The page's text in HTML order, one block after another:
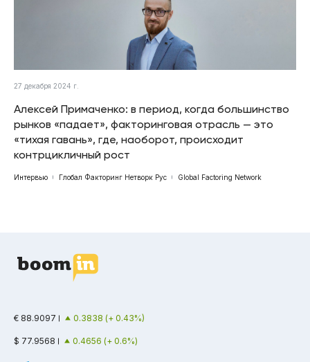
27 декабря 2024 г.
Алексей Примаченко: в период, когда большинство
рынков «падает», факторинговая отрасль — это
«тихая гавань», где, наоборот, происходит
контрцикличный рост
Интервью Глобал Факторинг Нетворк Рус Global Factoring Network
€ 88.9097 0.3838 (+ 0.43%)
$ 77.9568 0.4656 (+ 0.6%)